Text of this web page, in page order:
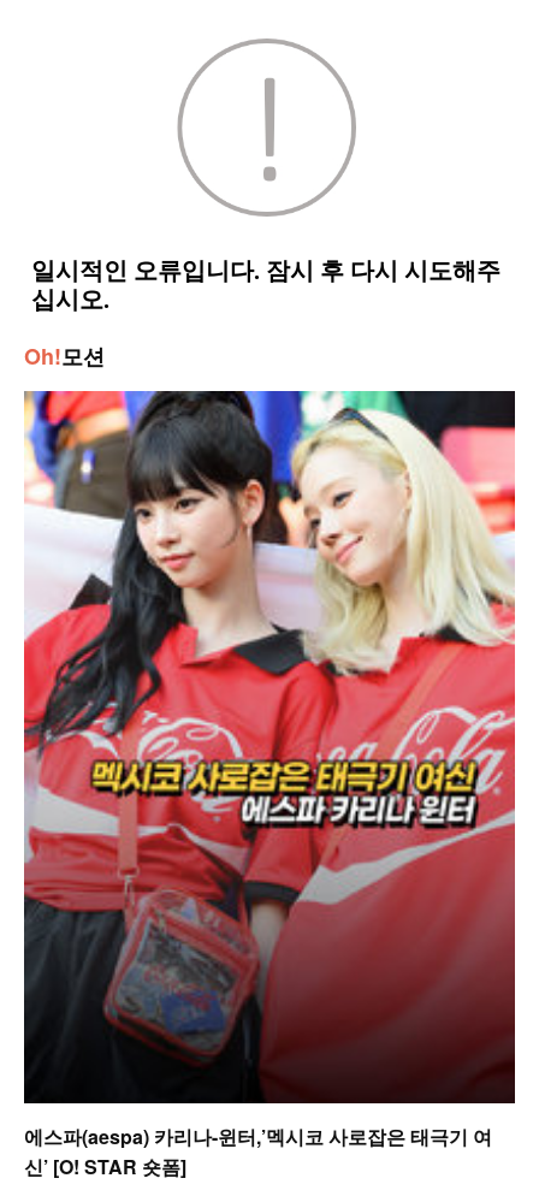
Oh!모션
에스파(aespa) 카리나-윈터,’멕시코 사로잡은 태극기 여
신’ [O! STAR 숏폼]